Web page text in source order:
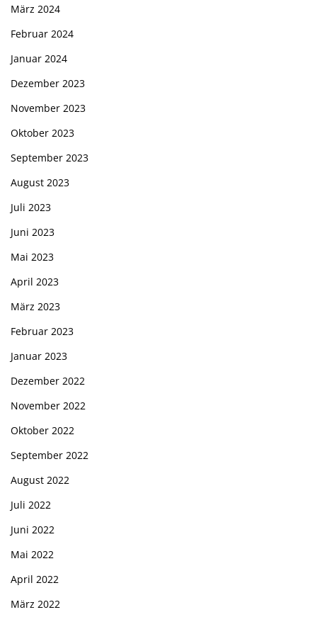
März 2024
Februar 2024
Januar 2024
Dezember 2023
November 2023
Oktober 2023
September 2023
August 2023
Juli 2023
Juni 2023
Mai 2023
April 2023
März 2023
Februar 2023
Januar 2023
Dezember 2022
November 2022
Oktober 2022
September 2022
August 2022
Juli 2022
Juni 2022
Mai 2022
April 2022
März 2022